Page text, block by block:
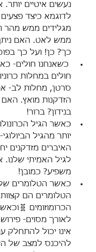
נעשים איטיים
לדוגמא כיצד
מגלידים ממש מהר
ממש לאט. האם
כך? כן! ועל כך
כשאנחנו חולים-
חולים במחלות
סרטן, מחלות לב-
הזדקנות מואץ.
בנידון? ברור!
כאשר הגיל
יותר מהגיל
האיברים מזדקנים
לגיל האמיתי שלנו.
משפיע? כמובן!
כאשר הטלומרים
הטלומרים הם
הכרומוזומים
לאורך מסוים-
אינו יכול להתחלק
להיכנס למצב של